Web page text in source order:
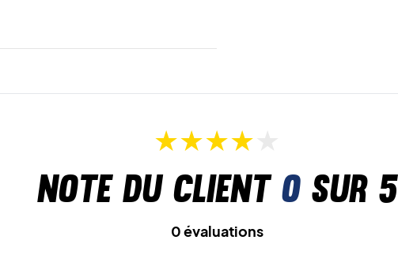
Note du client 0sur 5
0 évaluations